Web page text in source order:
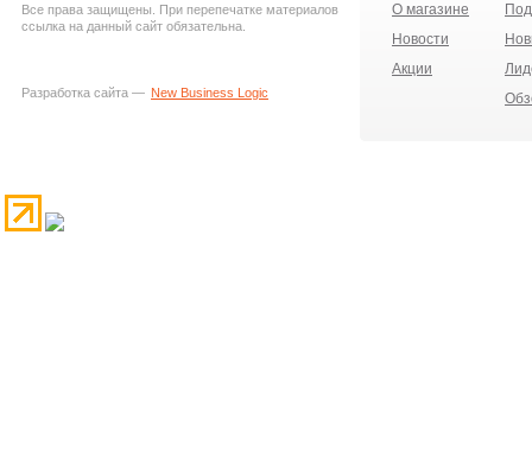
Все права защищены. При перепечатке материалов
ссылка на данный сайт обязательна.
Разработка сайта — New Business Logic
О магазине
Новости
Акции